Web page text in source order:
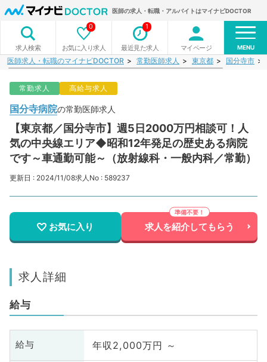
医師の求人・転職・アルバイトはマイナビDOCTOR
求人検索 お気に入り求人
0
最近見た求人
1
マイページ MENU
医師求人・転職のマイナビDOCTOR 常勤医師求人 東京都 国分寺市
常勤求人 高給与求人
国分寺病院の常勤医師求人
【東京都／国分寺市】週5日2000万円相談可！人
気の中央線エリア◆昭和12年発足の歴史ある病院
です～車通勤可能～（放射線科・一般内科／常勤）
更新日 : 2024/11/08求人No : 589237
お気に入り 求人を紹介してもらう
求人詳細
給与
給与 年収2,000万円 ～